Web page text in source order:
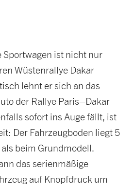
Sportwagen ist nicht nur
Wüstenrallye Dakar
lehnt er sich an das
der Rallye Paris–Dakar
sofort ins Auge fällt, ist
Der Fahrzeugboden liegt 5
beim Grundmodell.
das serienmäßige
auf Knopfdruck um